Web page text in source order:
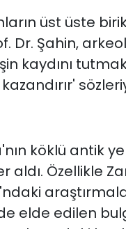
üst üste
Dr. Şahin,
kaydını
köklü antik
aldı. Özellikle
elde edilen